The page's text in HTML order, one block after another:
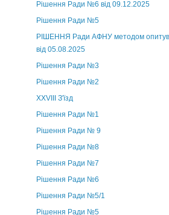
Рішення Ради №6 від 09.12.2025
Рішення Ради №5
РІШЕННЯ Ради АФНУ методом
від 05.08.2025
Рішення Ради №3
Рішення Ради №2
XXVIII З'їзд
Рішення Ради №1
Рішення Ради № 9
Рішення Ради №8
Рішення Ради №7
Рішення Ради №6
Рішення Ради №5/1
Рішення Ради №5